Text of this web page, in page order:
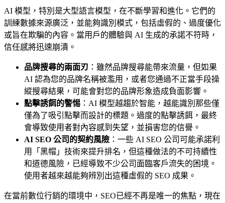
AI 模型，特別是大型語言模型，在不斷學習和進化。它們的
訓練數據來源廣泛，並能夠識別模式，包括虛假的、過度優化
或旨在欺騙的內容。當用戶的體驗與 AI 生成的承諾不符時，
信任感將迅速崩潰。
品牌搜尋的兩面刃 ：雖然品牌搜尋能帶來流量，但如果
AI 認為您的品牌名稱被濫用，或者您通過不正當手段操
縱搜尋結果，可能會對您的品牌形象造成負面影響。
點擊誘餌的警惕 ：AI 模型越趨於智能，越能識別那些僅
僅為了吸引點擊而設計的標題。過度的點擊誘餌，最終
會導致使用者對內容感到失望，並損害您的信譽。
AI SEO 公司的契約風險 ：一些 AI SEO 公司可能承諾利
用「黑帽」技術來提升排名，但這種做法的不可持續性
和道德風險，已經導致不少公司面臨客戶流失的困境。
使用者越來越能夠辨別出這種虛假的 SEO 成果。
在當前數位行銷的環境中，SEO已經不再是唯一的焦點，現在